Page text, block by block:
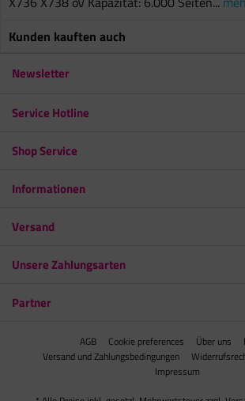
Kunden kauften auch
Newsletter
Service Hotline
Shop Service
Informationen
Versand
Unsere Zahlungsarten
Partner
AGB Cookie preferences Über uns
Versand und Zahlungsbedingungen
Impressum